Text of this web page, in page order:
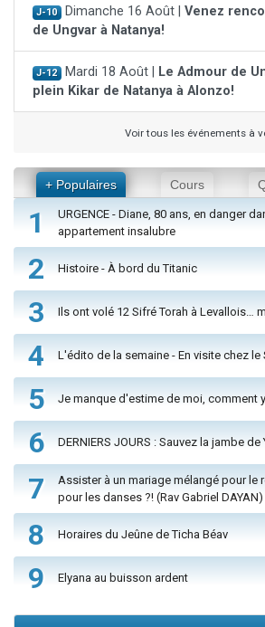
J-10 Dimanche 16 Août | Venez
de Ungvar à Natanya!
J-12 Mardi 18 Août |
Le Admour de
plein Kikar de Natanya à Alonzo!
Voir tous les événements à
+ Populaires Cours
1
URGENCE - Diane, 80 ans, en danger
appartement insalubre
2 Histoire - À bord du Titanic
3 Ils ont volé 12 Sifré Torah à Levallois…
4 L'édito de la semaine - En visite chez le
5 Je manque d'estime de moi, comment
6 DERNIERS JOURS : Sauvez la jambe de
7
Assister à un mariage mélangé pour le
pour les danses ?! (Rav Gabriel DAYAN)
8 Horaires du Jeûne de Ticha Béav
9 Elyana au buisson ardent